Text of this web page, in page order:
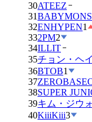
30ATEEZ
31
32ENHYPEN1
332PM2
34ILLIT
35チョン・ヘ
36BTOB1
37
38SUPER
39キム・ジウ
40KiiiKiii3